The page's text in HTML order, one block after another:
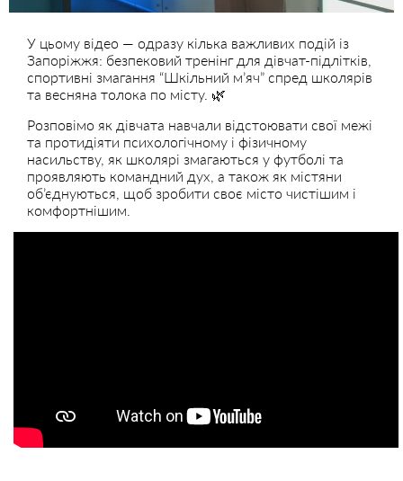
У цьому відео — одразу кілька важливих подій із
Запоріжжя: безпековий тренінг для дівчат-підлітків,
спортивні змагання “Шкільний м’яч” спред школярів
та весняна толока по місту. 🌿
Розповімо як дівчата навчали відстоювати свої межі
та протидіяти психологічному і фізичному
насильству, як школярі змагаються у футболі та
проявляють командний дух, а також як містяни
об’єднуються, щоб зробити своє місто чистішим і
комфортнішим.